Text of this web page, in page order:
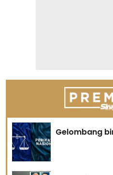
Gelombang